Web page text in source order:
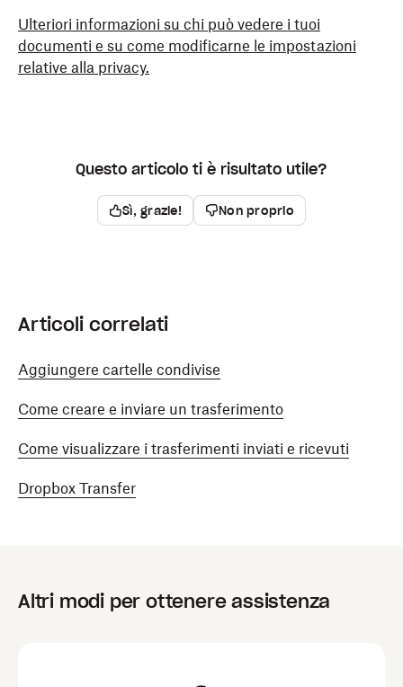
Per impostazione predefinita, chiunque sia in
possesso del link che condividi potrà modificare il tuo
file.
nella parte superiore del documento.
Incolla il link in un'email, un messaggio di chat o un
Ulteriori informazioni su chi può vedere i tuoi
documenti e su come modificarne le impostazioni
relative alla privacy.
Questo articolo ti è risultato utile?
Sì, grazie! Non proprio
Articoli correlati
Aggiungere cartelle condivise
Come creare e inviare un trasferimento
Come visualizzare i trasferimenti inviati e ricevuti
Dropbox Transfer
Altri modi per ottenere assistenza